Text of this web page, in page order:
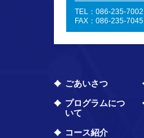
TEL：086-235-7002
FAX：086-235-7045
ごあいさつ
プログラムにつ
いて
コース紹介